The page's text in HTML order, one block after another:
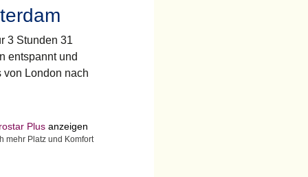
3 Stunden 31
entspannt und
von London nach
Plus anzeigen
mehr Platz und Komfort